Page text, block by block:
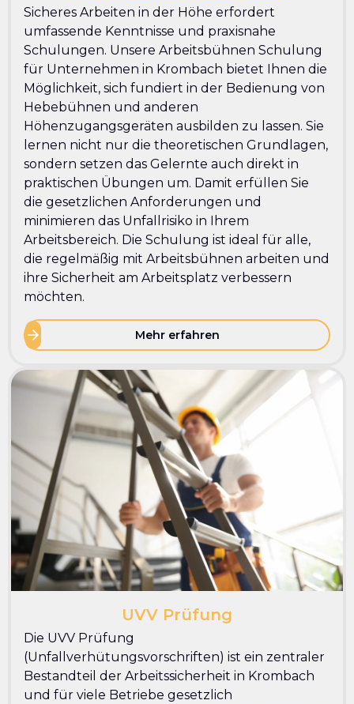
Sicheres Arbeiten in der Höhe erfordert
umfassende Kenntnisse und praxisnahe
Schulungen. Unsere Arbeitsbühnen Schulung
für Unternehmen in Krombach bietet Ihnen die
Möglichkeit, sich fundiert in der Bedienung von
Hebebühnen und anderen
Höhenzugangsgeräten ausbilden zu lassen. Sie
lernen nicht nur die theoretischen Grundlagen,
sondern setzen das Gelernte auch direkt in
praktischen Übungen um. Damit erfüllen Sie
die gesetzlichen Anforderungen und
minimieren das Unfallrisiko in Ihrem
Arbeitsbereich. Die Schulung ist ideal für alle,
die regelmäßig mit Arbeitsbühnen arbeiten und
ihre Sicherheit am Arbeitsplatz verbessern
möchten.
Mehr erfahren
UVV Prüfung
Die UVV Prüfung
(Unfallverhütungsvorschriften) ist ein zentraler
Bestandteil der Arbeitssicherheit in Krombach
und für viele Betriebe gesetzlich